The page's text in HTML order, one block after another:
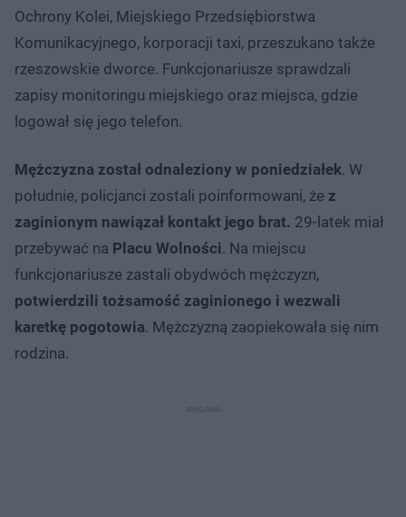
Ochrony Kolei, Miejskiego Przedsiębiorstwa
Komunikacyjnego, korporacji taxi, przeszukano także
rzeszowskie dworce. Funkcjonariusze sprawdzali
zapisy monitoringu miejskiego oraz miejsca, gdzie
logował się jego telefon.
Mężczyzna został odnaleziony w poniedziałek. W
południe, policjanci zostali poinformowani, że z
zaginionym nawiązał kontakt jego brat. 29-latek miał
przebywać na Placu Wolności. Na miejscu
funkcjonariusze zastali obydwóch mężczyzn,
potwierdzili tożsamość zaginionego i wezwali
karetkę pogotowia. Mężczyzną zaopiekowała się nim
rodzina.